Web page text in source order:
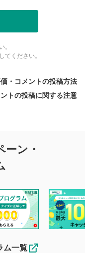
。
てください。
・コメントの投稿方法
トの投稿に関する注意
意
およびコメントの
をご理解のうえ、
い。
なるコメントをお
れたものとみなし
ーン・
ム一覧